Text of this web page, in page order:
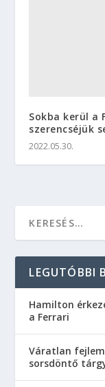
Sokba kerül a
szerencséjük
2022.05.30.
LEGUTÓBBI
Hamilton
a Ferrari
Váratlan
sorsdöntő